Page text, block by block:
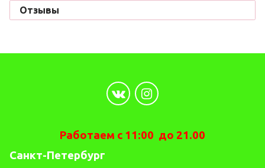
Отзывы
Работаем с 11:00 до 21.00
Санкт-Петербург